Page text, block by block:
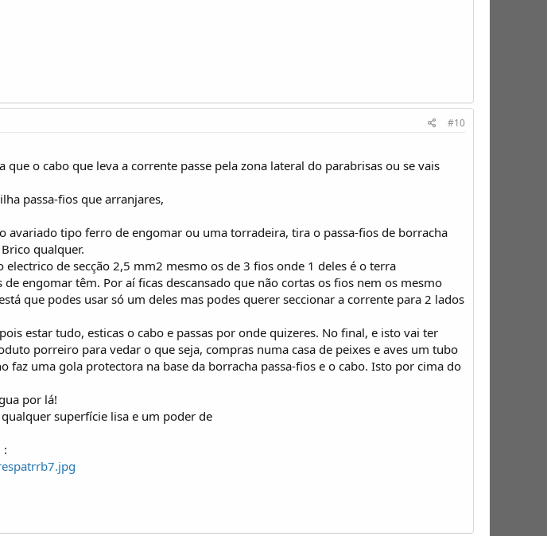
#10
o cabo que leva a corrente passe pela zona lateral do parabrisas ou se vais
passa-fios que arranjares,
avariado tipo ferro de engomar ou uma torradeira, tira o passa-fios de borracha
qualquer.
de secção 2,5 mm2 mesmo os de 3 fios onde 1 deles é o terra
engomar têm. Por aí ficas descansado que não cortas os fios nem os mesmo
que podes usar só um deles mas podes querer seccionar a corrente para 2 lados
estar tudo, esticas o cabo e passas por onde quizeres. No final, e isto vai ter
porreiro para vedar o que seja, compras numa casa de peixes e aves um tubo
uma gola protectora na base da borracha passa-fios e o cabo. Isto por cima do
por lá!
superfície lisa e um poder de
: